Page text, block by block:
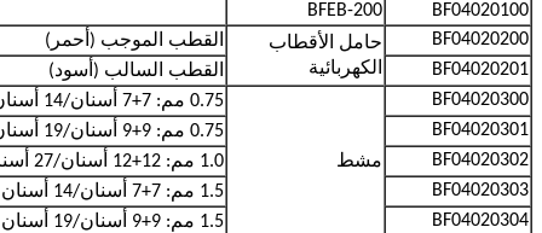
BF04020100
BFEB-200
BF04020200
حامل الأقطاب
الكهربائية
القطب الموجب (أحمر)
BF04020201
القطب السالب (أسود)
BF04020300
مشط
0.75 مم: 7+7 أسنان/14
BF04020301
0.75 مم: 9+9 أسنان/19
BF04020302
1.0 مم: 12+12 أسنان/27
BF04020303
1.5 مم: 7+7 أسنان/14
أسنان
BF04020304
1.5 مم: 9+9 أسنان/19
أسنان